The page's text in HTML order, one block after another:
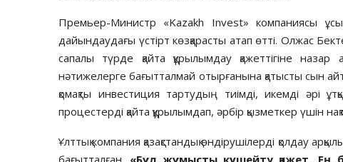
Премьер-Министр «Kazakh Invest» компаниясы
дайындаудағы үстірт көзқарасты атап өтті. Олжас
сапалы түрде қайта құрылымдау қажеттігіне
нәтижелерге бағытталмай отырғанына қатысты сын
қомақты инвестиция тартудың тиімді, икемді әрі
процестерді қайта құрылымдап, әрбір қызметкер үшін
Ұлттық компания қазақстандық өндірушілерді қолдау
бағытталған. «Бұл жұмысты күшейту қажет. Ең